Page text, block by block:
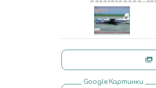
Google.Картинки